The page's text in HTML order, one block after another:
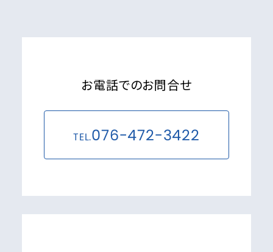
お電話でのお問合せ
TEL.076-472-3422